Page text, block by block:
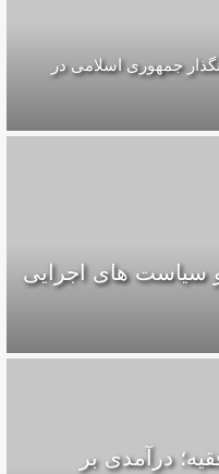
جمهوری اسلامی در
سیاست های اجرایی
درآمدی بر